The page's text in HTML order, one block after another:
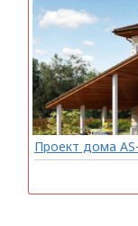
Проект дома